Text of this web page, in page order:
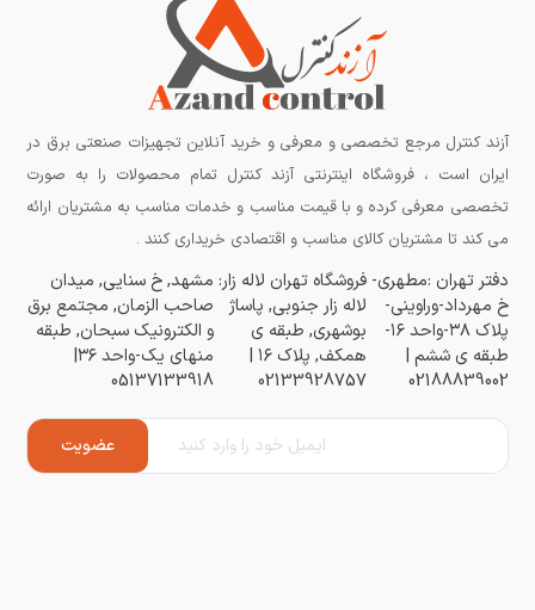
آزند کنترل مرجع تخصصی و معرفی و خرید آنلاین تجهیزات صنعتی برق در
ایران است ، فروشگاه اینترنتی آزند کنترل تمام محصولات را به صورت
تخصصی معرفی کرده و با قیمت مناسب و خدمات مناسب به مشتریان ارائه
می کند تا مشتریان کالای مناسب و اقتصادی خریداری کنند .
دفتر تهران :مطهری-
خ مهرداد-وراوینی-
پلاک ۳۸-واحد ۱۶-
طبقه ی ششم |
02188839002
فروشگاه تهران لاله زار:
لاله زار جنوبی, پاساژ
بوشهری, طبقه ی
همکف, پلاک ۱۶ |
02133928757
مشهد, خ سنایی, میدان
صاحب الزمان, مجتمع برق
و الکترونیک سبحان, طبقه
منهای یک-واحد ۳۶|
05137133918